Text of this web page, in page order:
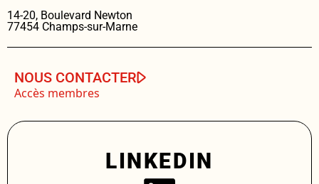
14-20, Boulevard Newton
77454 Champs-sur-Marne
NOUS CONTACTER
Accès membres
LINKEDIN